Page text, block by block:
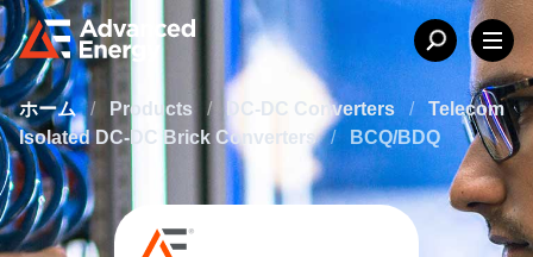
ホーム / Products / DC-DC Converters /
Telecom
Isolated DC-DC Brick Converters / BCQ/BDQ